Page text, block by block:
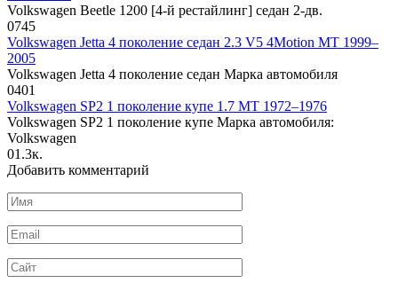
Volkswagen Beetle 1200 [4-й рестайлинг] седан 2-дв.
0745
Volkswagen Jetta 4 поколение седан 2.3 V5 4Motion MT 1999–
2005
Volkswagen Jetta 4 поколение седан Марка автомобиля
0401
Volkswagen SP2 1 поколение купе 1.7 MT 1972–1976
Volkswagen SP2 1 поколение купе Марка автомобиля:
Volkswagen
01.3к.
Добавить комментарий
Имя
*
Email
*
Сайт